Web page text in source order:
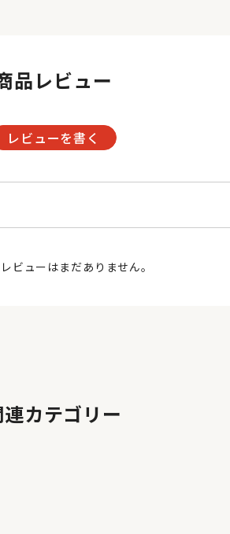
品レビュー
レビューを書く
ビューはまだありません。
連カテゴリー